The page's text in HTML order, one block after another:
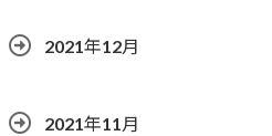
2021年12月
2021年11月